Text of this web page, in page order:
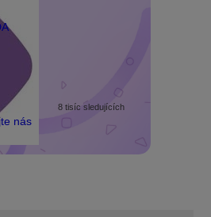
nás
8 tisíc sledujících